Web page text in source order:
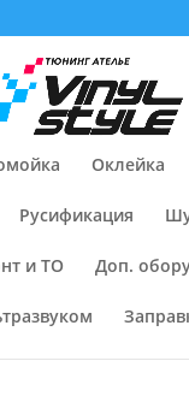
Оклейка
Русификация
и ТО Доп.